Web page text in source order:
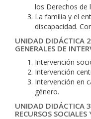
los Derechos de
La familia y el
discapacidad.
UNIDAD DIDÁCTICA
GENERALES DE
Intervención
Intervención
Intervención en
género.
UNIDAD DIDÁCTICA
RECURSOS